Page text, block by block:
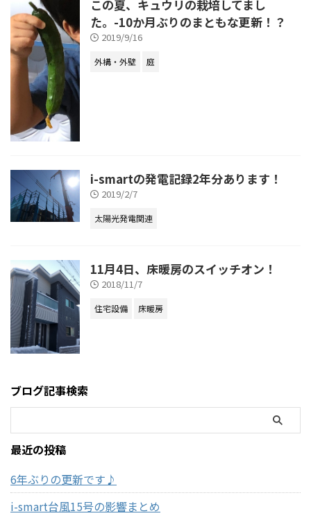
この夏、キュウリの栽培してまし
た。-10か月ぶりのまともな更新！？
2019/9/16
外構・外壁 庭
i-smartの発電記録2年分あります！
2019/2/7
太陽光発電関連
11月4日、床暖房のスイッチオン！
2018/11/7
住宅設備 床暖房
ブログ記事検索
最近の投稿
6年ぶりの更新です♪
i-smart台風15号の影響まとめ